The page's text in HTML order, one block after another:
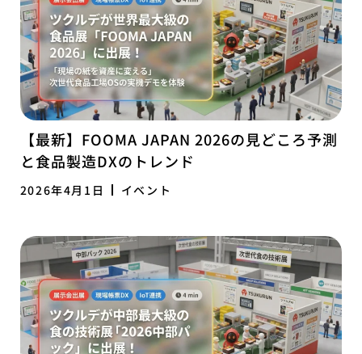
【最新】FOOMA JAPAN 2026の見どころ予測
と食品製造DXのトレンド
2026年4月1日 イベント